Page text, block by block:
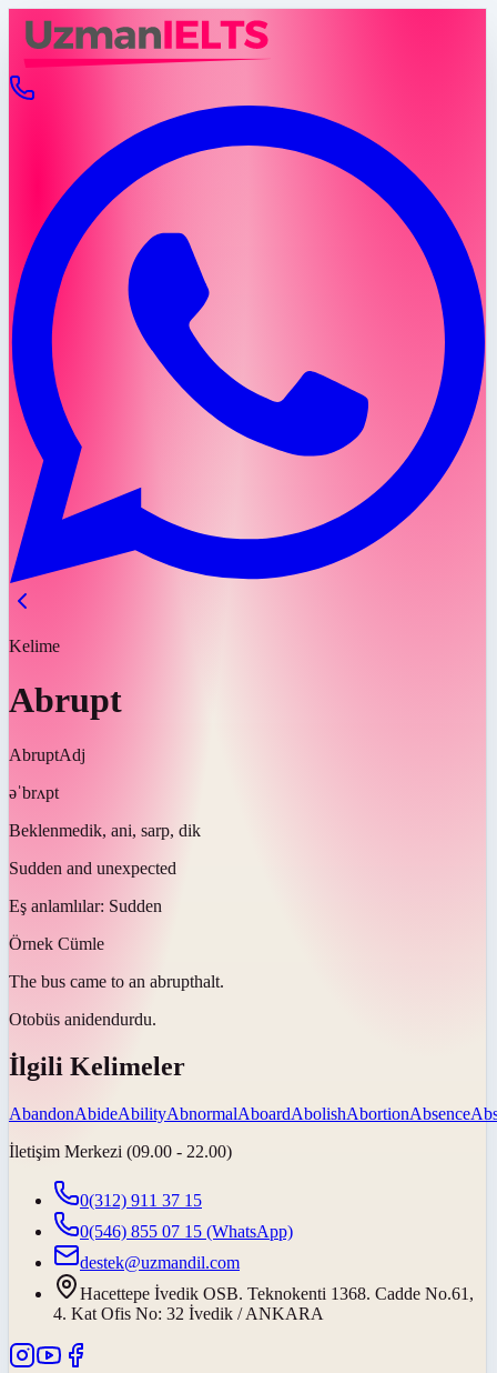
Kelime
Abrupt
AbruptAdj
əˈbrʌpt
Beklenmedik, ani, sarp, dik
Sudden and unexpected
Eş anlamlılar: Sudden
Örnek Cümle
The bus came to an abrupthalt.
Otobüs anidendurdu.
İlgili Kelimeler
AbandonAbideAbilityAbnormalAboardAbolishAbortionAbsence
İletişim Merkezi (09.00 - 22.00)
0(312) 911 37 15
0(546) 855 07 15 (WhatsApp)
destek@uzmandil.com
Hacettepe İvedik OSB. Teknokenti 1368. Cadde No.61,
4. Kat Ofis No: 32 İvedik / ANKARA